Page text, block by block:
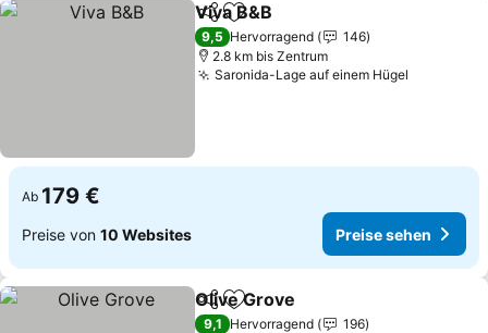
TeilenZu Favoriten hinzufügen
Viva B&B
9,5 Hervorragend
146
2.8 km bis Zentrum
Saronida-Lage auf einem Hügel
Ab 179 €
Preise von 10 Websites Preise sehen
TeilenZu Favoriten hinzufügen
Olive Grove
9,1 Hervorragend
196